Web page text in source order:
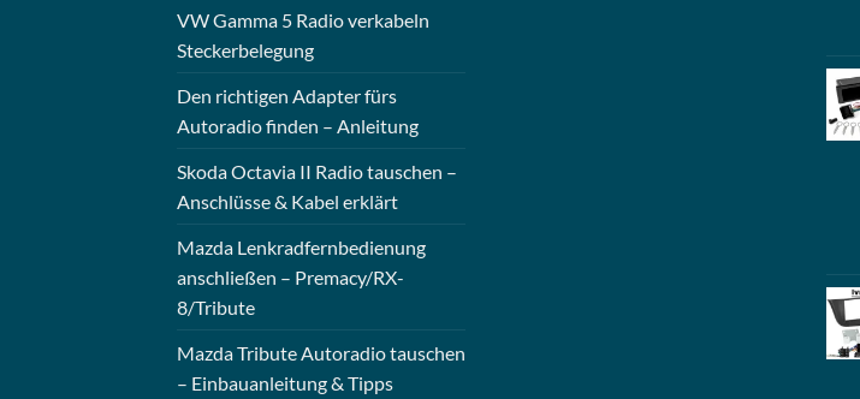
VW Gamma 5 Radio verkabeln
Steckerbelegung
Den richtigen Adapter fürs
Autoradio finden – Anleitung
Skoda Octavia II Radio tauschen –
Anschlüsse & Kabel erklärt
Mazda Lenkradfernbedienung
anschließen – Premacy/RX-
8/Tribute
Mazda Tribute Autoradio tauschen
– Einbauanleitung & Tipps